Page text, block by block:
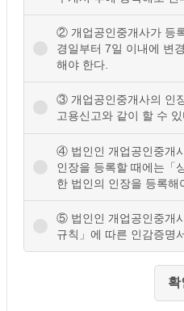
② 개업공인중개사가 등
경일부터 7일 이내에 변
해야 한다.
③ 개업공인중개사의 인
고용신고와 같이 할 수 있
④ 법인인 개업공인중개
인장을 등록할 때에는「
한 법인의 인장을 등록해
⑤ 법인인 개업공인중개
규칙」에 따른 인감증명